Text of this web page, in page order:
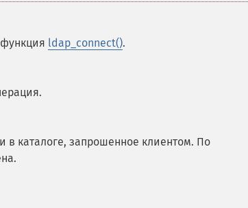
ldap_connect().
в каталоге, запрошенное клиентом. По